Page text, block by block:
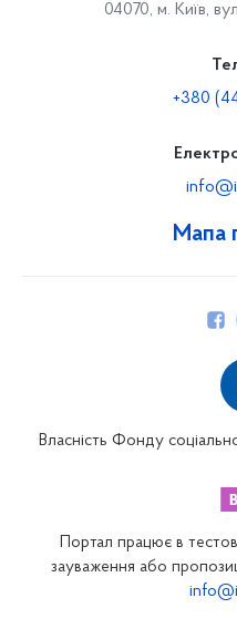
Мапа
Закарпатське відділення
Запорізьке відділення
04070, м. Київ,
+380
Власність Фонду
Портал працює в
зауваження або